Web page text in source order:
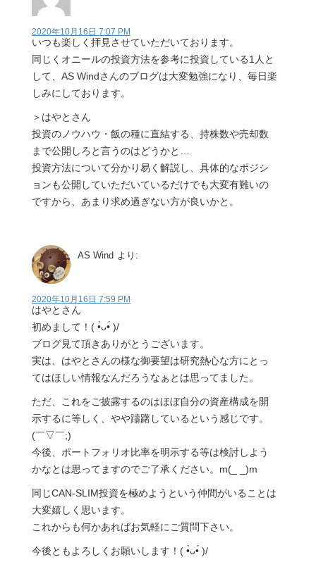
2020年10月16日 7:07 PM
いつも楽しく拝見させていただいております。
同じくオニールの投資方法を参考に投資している1人と
して、AS Windさんのブログは大変勉強になり、毎日楽
しみにしております。
＞はやとさん
投資のノウハウ・飯の種に直結する、持株数や売却数
まで公開しろと言うのはどうかと…
投資方法について分かり易く解説し、具体的なポジシ
ョンも公開していただいているだけでも大変有難いの
ですから、あまり求め過ぎない方が良いかと。
AS Wind より:
2020年10月16日 7:59 PM
はやとさん
初めまして！( •̀ᴗ•́ )/
ブログ見て頂きありがとうございます。
実は、はやとさんの様な御要望は研究熱心な方にとっ
てはほしい情報なんだろうなぁとは思ってました。
ただ、これをご披露するのはほぼ自分の資産構成を開
示するに等しく、やや躊躇しているという感じです。
(￣▽￣;)
今後、ポートフォリオ比率を明示する等は検討しよう
かなとは思ってますのでご了承ください。m(_ _)m
同じCAN-SLIM投資を極めようという仲間がいることは
大変嬉しく思います。
これからも何かあればお気軽にご質問下さい。
今後ともよろしくお願いします！( •̀ᴗ•́ )/